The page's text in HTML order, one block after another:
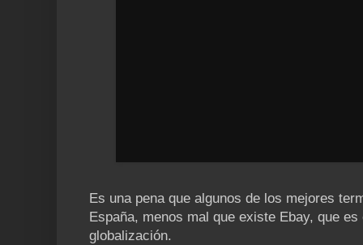
Es una pena que algunos de los mejores
España, menos mal que existe Ebay, que
globalización.